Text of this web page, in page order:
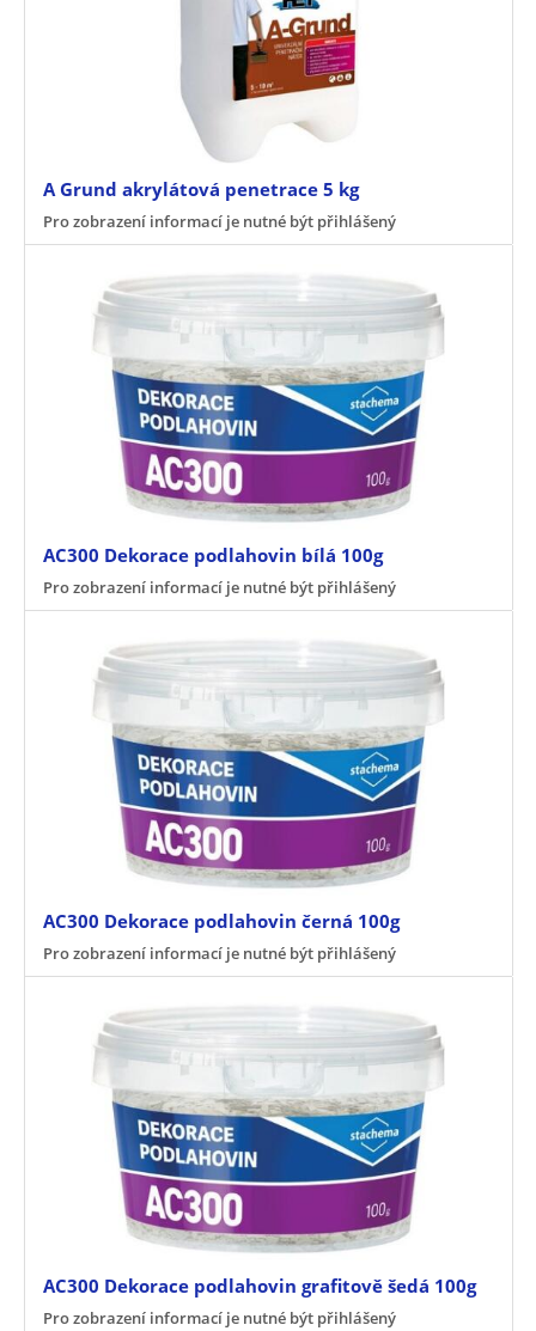
A Grund akrylátová penetrace 5 kg
Pro zobrazení informací je nutné být přihlášený
AC300 Dekorace podlahovin bílá 100g
Pro zobrazení informací je nutné být přihlášený
AC300 Dekorace podlahovin černá 100g
Pro zobrazení informací je nutné být přihlášený
AC300 Dekorace podlahovin grafitově šedá 100g
Pro zobrazení informací je nutné být přihlášený